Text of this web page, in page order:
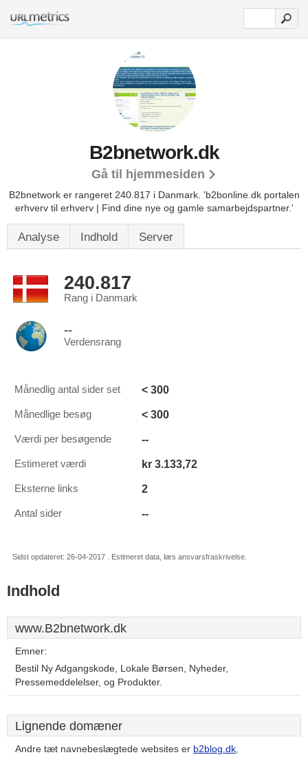
B2bnetwork.dk
Gå til hjemmesiden
B2bnetwork er rangeret 240.817 i Danmark. 'b2bonline.dk portalen
erhverv til erhverv | Find dine nye og gamle samarbejdspartner.'
Analyse Indhold Server
240.817
Rang i Danmark
--
Verdensrang
Månedlig antal sider set < 300
Månedlige besøg < 300
Værdi per besøgende --
Estimeret værdi kr 3.133,72
Eksterne links 2
Antal sider --
Sidst opdateret: 26-04-2017 . Estimeret data, læs ansvarsfraskrivelse.
Indhold
www.B2bnetwork.dk
Emner:
Bestil Ny Adgangskode, Lokale Børsen, Nyheder,
Pressemeddelelser, og Produkter.
Lignende domæner
Andre tæt navnebeslægtede websites er b2blog.dk,